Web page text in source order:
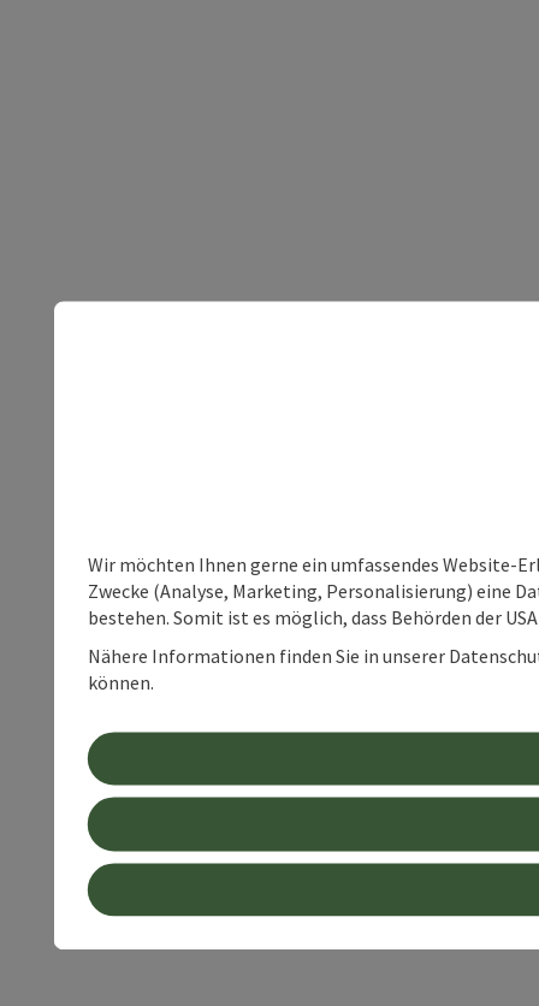
Wir möchten Ihnen gerne ein umfassendes Website-
Zwecke (Analyse, Marketing, Personalisierung) eine
bestehen. Somit ist es möglich, dass Behörden der
Nähere Informationen finden Sie in unserer
können.